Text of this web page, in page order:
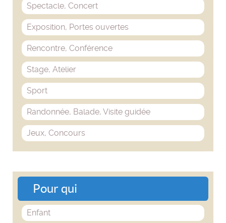
Spectacle, Concert
Exposition, Portes ouvertes
Rencontre, Conférence
Stage, Atelier
Sport
Randonnée, Balade, Visite guidée
Jeux, Concours
Pour qui
Enfant